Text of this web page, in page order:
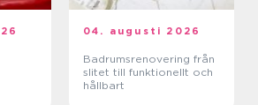
04. augusti 2026
Badrumsrenovering från
slitet till funktionellt och
hållbart